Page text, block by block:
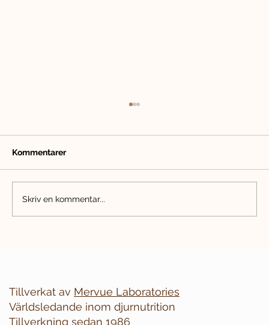
Sommar med hund
Kommentarer
Skriv en kommentar...
Tillverkat av Mervue Laboratories
Världsledande inom djurnutrition
Tillverkning sedan 1986